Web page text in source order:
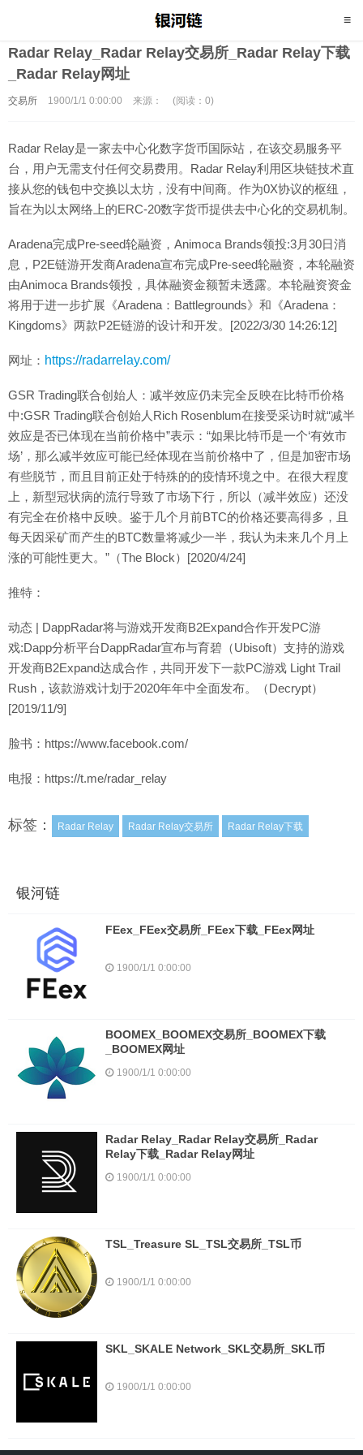
Radar Relay_Radar Relay交易所_Radar Relay下载
_Radar Relay网址
交易所 1900/1/1 0:00:00 来源： (阅读：0)
Radar Relay是一家去中心化数字货币国际站，在该交易服务平
台，用户无需支付任何交易费用。Radar Relay利用区块链技术直
接从您的钱包中交换以太坊，没有中间商。作为0X协议的枢纽，
旨在为以太网络上的ERC-20数字货币提供去中心化的交易机制。
Aradena完成Pre-seed轮融资，Animoca Brands领投:3月30日消
息，P2E链游开发商Aradena宣布完成Pre-seed轮融资，本轮融资
由Animoca Brands领投，具体融资金额暂未透露。本轮融资资金
将用于进一步扩展《Aradena：Battlegrounds》和《Aradena：
Kingdoms》两款P2E链游的设计和开发。[2022/3/30 14:26:12]
网址： https://radarrelay.com/
GSR Trading联合创始人：减半效应仍未完全反映在比特币价格
中:GSR Trading联合创始人Rich Rosenblum在接受采访时就“减半
效应是否已体现在当前价格中”表示：“如果比特币是一个‘有效市
场’，那么减半效应可能已经体现在当前价格中了，但是加密市场
有些脱节，而且目前正处于特殊的的疫情环境之中。在很大程度
上，新型冠状病的流行导致了市场下行，所以（减半效应）还没
有完全在价格中反映。鉴于几个月前BTC的价格还要高得多，且
每天因采矿而产生的BTC数量将减少一半，我认为未来几个月上
涨的可能性更大。”（The Block）[2020/4/24]
推特：
动态 | DappRadar将与游戏开发商B2Expand合作开发PC游
戏:Dapp分析平台DappRadar宣布与育碧（Ubisoft）支持的游戏
开发商B2Expand达成合作，共同开发下一款PC游戏 Light Trail
Rush，该款游戏计划于2020年年中全面发布。（Decrypt）
[2019/11/9]
脸书：https://www.facebook.com/
电报：https://t.me/radar_relay
标签： Radar Relay Radar Relay交易所 Radar Relay下载
银河链
FEex_FEex交易所_FEex下载_FEex网址
1900/1/1 0:00:00
BOOMEX_BOOMEX交易所_BOOMEX下载
_BOOMEX网址
1900/1/1 0:00:00
Radar Relay_Radar Relay交易所_Radar
Relay下载_Radar Relay网址
1900/1/1 0:00:00
TSL_Treasure SL_TSL交易所_TSL币
1900/1/1 0:00:00
SKL_SKALE Network_SKL交易所_SKL币
1900/1/1 0:00:00